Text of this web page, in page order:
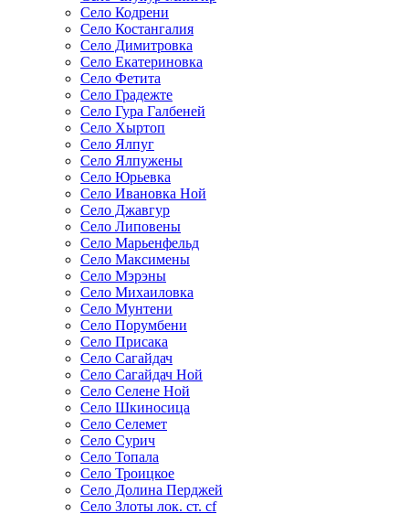
Село Кодрени
Село Костангалия
Село Димитровка
Село Екатериновка
Село Фетита
Село Градежте
Село Гура Галбеней
Село Хыртоп
Село Ялпуг
Село Ялпужены
Село Юрьевка
Село Ивановка Ной
Село Джавгур
Село Липовены
Село Марьенфельд
Село Максимены
Село Мэрэны
Село Михаиловка
Село Мунтени
Село Порумбени
Село Присака
Село Сагайдач
Село Сагайдач Ной
Село Селене Ной
Село Шкиносица
Село Селемет
Село Сурич
Село Топала
Село Троицкое
Село Долина Перджей
Село Злоты лок. ст. cf